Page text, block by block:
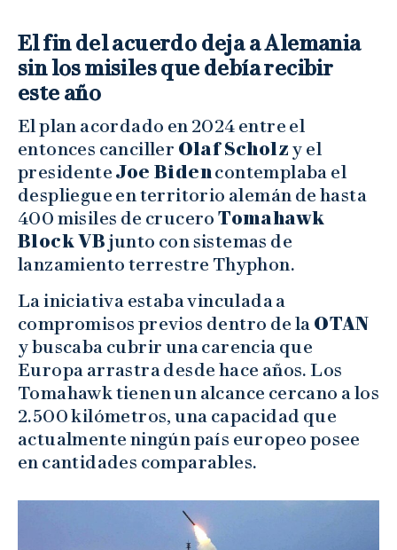
El fin del acuerdo deja a Alemania
sin los misiles que debía recibir
este año
El plan acordado en 2024 entre el
entonces canciller Olaf Scholz y el
presidente Joe Bidencontemplaba el
despliegue en territorio alemán de hasta
400 misiles de cruceroTomahawk
Block VB junto con sistemas de
lanzamiento terrestre Thyphon.
La iniciativa estaba vinculada a
compromisos previos dentro de la OTAN
y buscaba cubrir una carencia que
Europa arrastra desde hace años. Los
Tomahawk tienen un alcance cercano a los
2.500 kilómetros, una capacidad que
actualmente ningún país europeo posee
en cantidades comparables.